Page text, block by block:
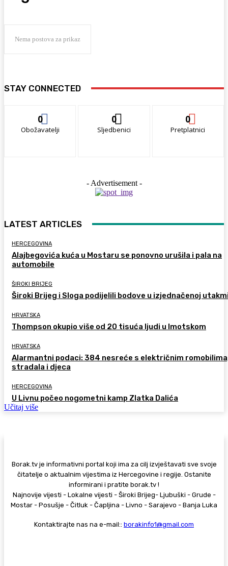
Nema postova za prikaz
STAY CONNECTED
0
Obožavatelji
0
Sljedbenici
0
Pretplatnici
- Advertisement -
LATEST ARTICLES
HERCEGOVINA
Alajbegovića kuća u Mostaru se ponovno urušila i pala na
automobile
ŠIROKI BRIJEG
Široki Brijeg i Sloga podijelili bodove u izjednačenoj
HRVATSKA
Thompson okupio više od 20 tisuća ljudi u Imotskom
HRVATSKA
Alarmantni podaci: 384 nesreće s električnim
stradala i djeca
HERCEGOVINA
U Livnu počeo nogometni kamp Zlatka Dalića
Učitaj više
Borak.tv je informativni portal koji ima za cilj izvještavati sve svoje
čitatelje o aktualnim vijestima iz Hercegovine i regije. Ostanite
informirani i pratite borak.tv !
Najnovije vijesti - Lokalne vijesti - Široki Brijeg- Ljubuški - Grude -
Mostar - Posušje - Čitluk - Čapljina - Livno - Sarajevo - Banja Luka
Kontaktirajte nas na e-mail:: borakinfo1@gmail.com